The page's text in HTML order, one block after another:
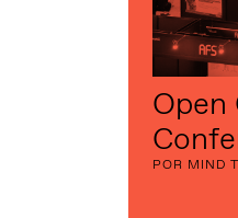
Open
POR MIND